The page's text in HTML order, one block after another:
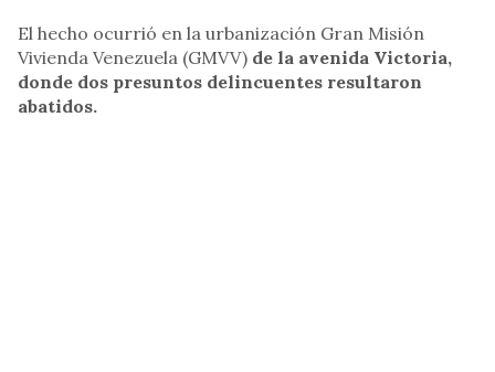
El hecho ocurrió en la urbanización Gran Misión
Vivienda Venezuela (GMVV) de la avenida Victoria,
donde dos presuntos delincuentes resultaron
abatidos.